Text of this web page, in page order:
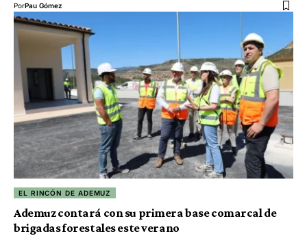
PorPau Gómez
EL RINCÓN DE ADEMUZ
Ademuz contará con su primera base comarcal de
brigadas forestales este verano